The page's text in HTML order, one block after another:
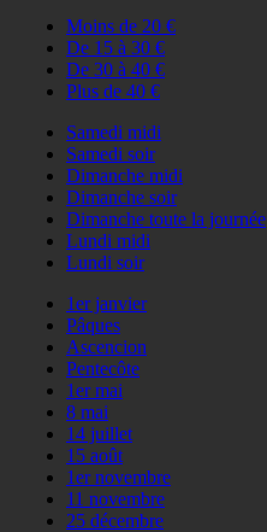
Moins de 20 €
De 15 à 30 €
De 30 à 40 €
Plus de 40 €
Samedi midi
Samedi soir
Dimanche midi
Dimanche soir
Dimanche toute la journée
Lundi midi
Lundi soir
1er janvier
Pâques
Ascencion
Pentecôte
1er mai
8 mai
14 juillet
15 août
1er novembre
11 novembre
25 décembre